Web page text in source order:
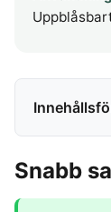
Snabb